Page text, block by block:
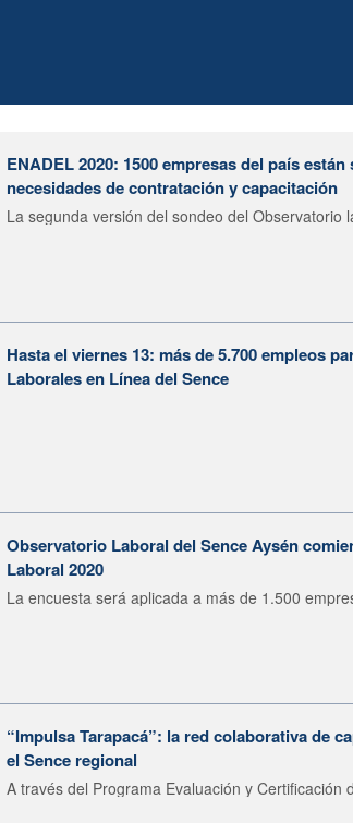
ENADEL 2020: 1500 empresas del país
necesidades de contratación y capacitación
La segunda versión del sondeo del Observatorio
Hasta el viernes 13: más de 5.700 empleos
Laborales en Línea del Sence
Observatorio Laboral del Sence Aysén
Laboral 2020
La encuesta será aplicada a más de 1.500
“Impulsa Tarapacá”: la red colaborativa de
el Sence regional
A través del Programa Evaluación y Certificación